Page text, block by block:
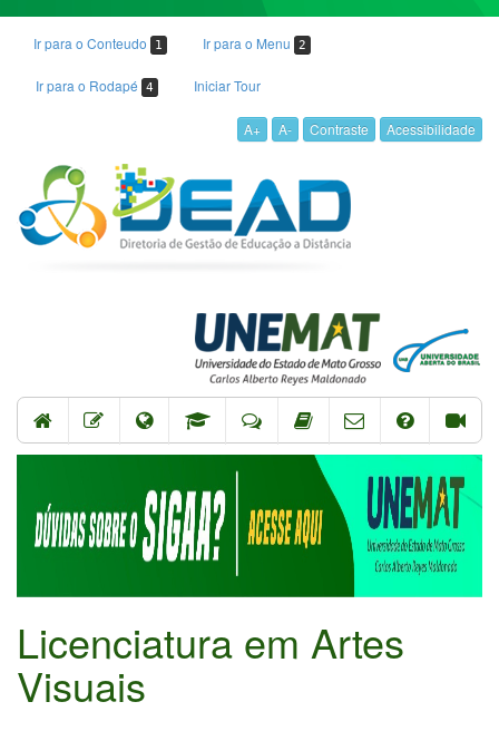
Ir para o Conteudo 1 Ir para o Menu 2
Ir para o Rodapé 4 Iniciar Tour
A+ A- Contraste Acessibilidade
Licenciatura em Artes
Visuais